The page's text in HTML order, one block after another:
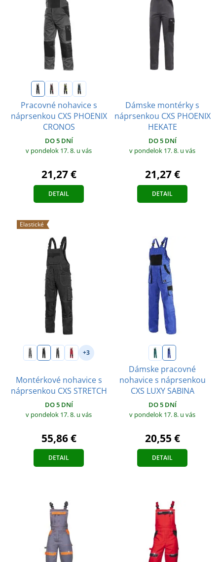
Pracovné nohavice s
náprsenkou CXS PHOENIX
CRONOS
DO 5 DNÍ
v pondelok 17. 8. u vás
21,27 €
DETAIL
Dámske montérky s
náprsenkou CXS PHOENIX
HEKATE
DO 5 DNÍ
v pondelok 17. 8. u vás
21,27 €
DETAIL
Elastické
+3
Montérkové nohavice s
náprsenkou CXS STRETCH
DO 5 DNÍ
v pondelok 17. 8. u vás
55,86 €
DETAIL
Dámske pracovné
nohavice s náprsenkou
CXS LUXY SABINA
DO 5 DNÍ
v pondelok 17. 8. u vás
20,55 €
DETAIL